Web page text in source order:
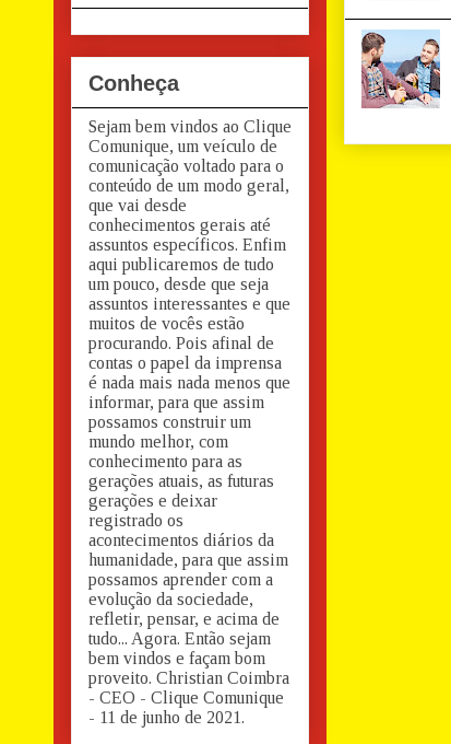
Conheça
Sejam bem vindos ao Clique
Comunique, um veículo de
comunicação voltado para o
conteúdo de um modo geral,
que vai desde
conhecimentos gerais até
assuntos específicos. Enfim
aqui publicaremos de tudo
um pouco, desde que seja
assuntos interessantes e que
muitos de vocês estão
procurando. Pois afinal de
contas o papel da imprensa
é nada mais nada menos que
informar, para que assim
possamos construir um
mundo melhor, com
conhecimento para as
gerações atuais, as futuras
gerações e deixar
registrado os
acontecimentos diários da
humanidade, para que assim
possamos aprender com a
evolução da sociedade,
refletir, pensar, e acima de
tudo... Agora. Então sejam
bem vindos e façam bom
proveito. Christian Coimbra
- CEO - Clique Comunique
- 11 de junho de 2021.